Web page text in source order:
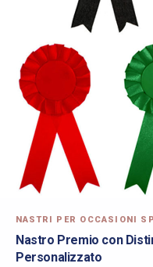
NASTRI PER OCCASIONI
Nastro Premio con
Personalizzato